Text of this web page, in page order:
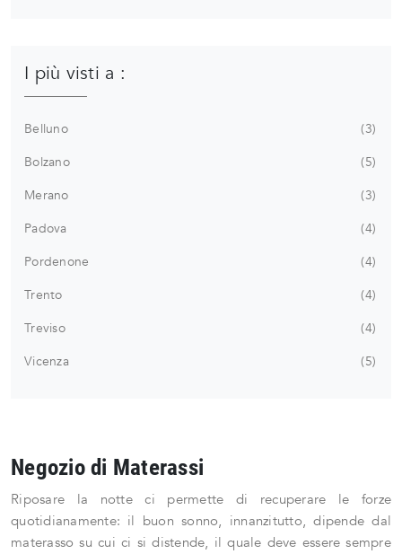
I più visti a :
Belluno
3
Bolzano
5
Merano
3
Padova
4
Pordenone
4
Trento
4
Treviso
4
Vicenza
5
Negozio di Materassi
Riposare la notte ci permette di recuperare le forze
quotidianamente: il buon sonno, innanzitutto, dipende dal
materasso su cui ci si distende, il quale deve essere sempre